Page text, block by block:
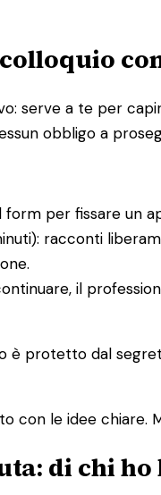
serve a te per
obbligo a
form per fissare un
racconti
il
è protetto dal
con le idee
di chi ho